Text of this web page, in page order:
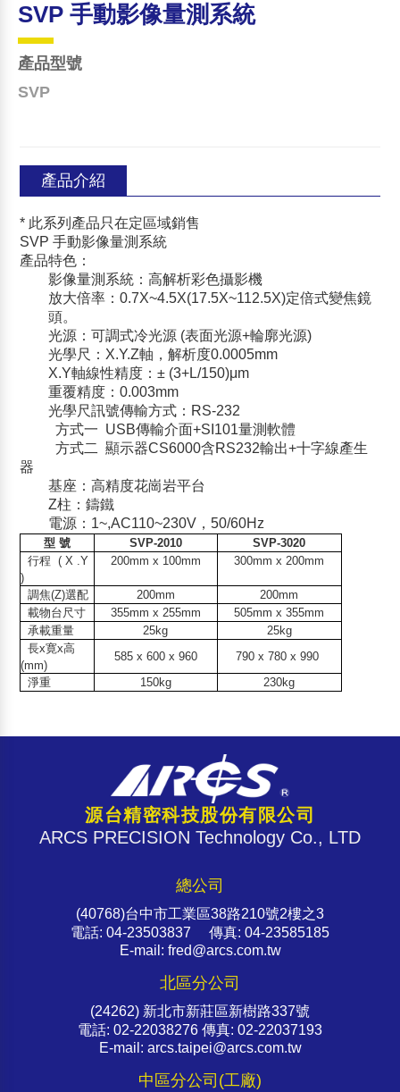
SVP 手動影像量測系統
產品型號
SVP
產品介紹
* 此系列產品只在定區域銷售
SVP 手動影像量測系統
產品特色：
影像量測系統：高解析彩色攝影機
放大倍率：0.7X~4.5X(17.5X~112.5X)定倍式變焦鏡
頭。
光源：可調式冷光源 (表面光源+輪廓光源)
光學尺：X.Y.Z軸，解析度0.0005mm
X.Y軸線性精度：± (3+L/150)μm
重覆精度：0.003mm
光學尺訊號傳輸方式：RS-232
方式一 USB傳輸介面+SI101量測軟體
方式二 顯示器CS6000含RS232輸出+十字線產生
器
基座：高精度花崗岩平台
Z柱：鑄鐵
電源：1~,AC110~230V，50/60Hz
型 號 SVP-2010
SVP-3020
行程 ( X .Y
)
200mm x 100mm 300mm x 200mm
調焦(Z)選配 200mm
200mm
載物台尺寸
355mm x 255mm
505mm x 355mm
承載重量
25kg
25kg
長x寛x高
(mm)
585 x 600 x 960
790 x 780 x 990
淨重
150kg 230kg
源台精密科技股份有限公司
ARCS PRECISION Technology Co., LTD
總公司
(40768)台中市工業區38路210號2樓之3
電話: 04-23503837 傳真: 04-23585185
E-mail: fred@arcs.com.tw
北區分公司
(24262) 新北市新莊區新樹路337號
電話: 02-22038276 傳真: 02-22037193
E-mail: arcs.taipei@arcs.com.tw
中區分公司(工廠)